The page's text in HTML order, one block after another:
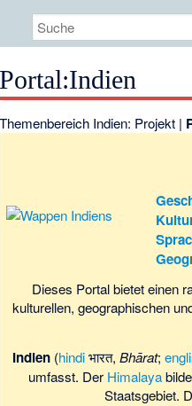
Portal:Indien
Themenbereich Indien: Projekt |
Dieses Portal bietet einen
kulturellen, geographischen
Indien(hindiभारत, Bhārat;
umfasst. Der Himalaya
Staatsgebiet.